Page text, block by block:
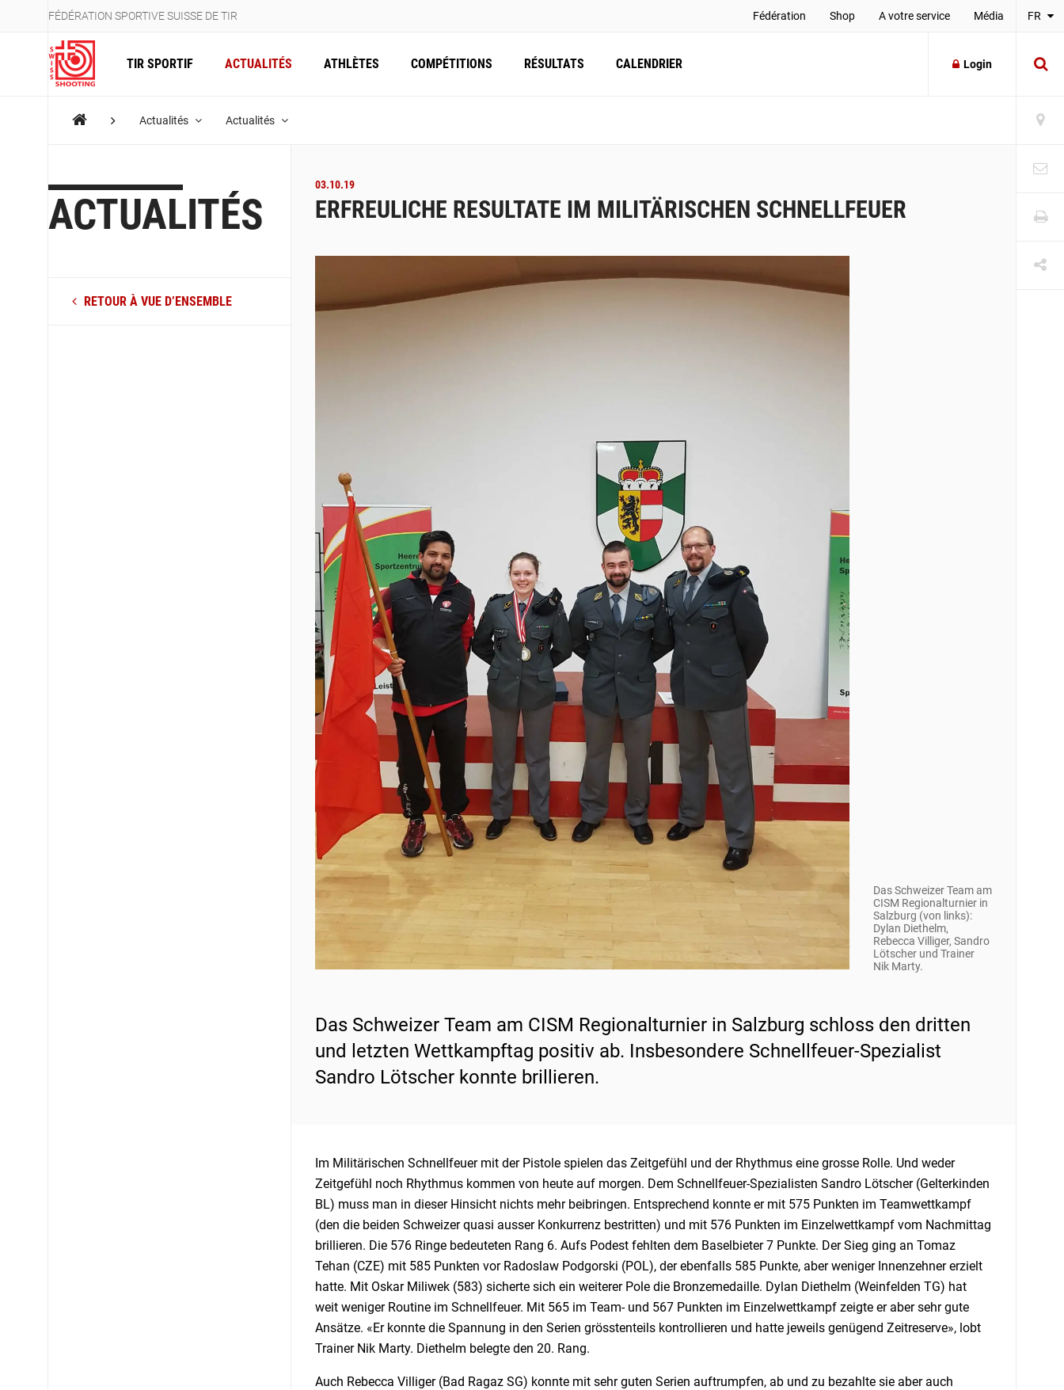
FÉDÉRATION SPORTIVE SUISSE DE TIR Fédération Shop A votre service Média FR
TIR SPORTIF ACTUALITÉS ATHLÈTES COMPÉTITIONS RÉSULTATS CALENDRIER Login
Actualités Actualités
ACTUALITÉS
RETOUR À VUE D’ENSEMBLE
03.10.19
ERFREULICHE RESULTATE IM MILITÄRISCHEN SCHNELLFEUER
Das Schweizer Team am
CISM Regionalturnier in
Salzburg (von links):
Dylan Diethelm,
Rebecca Villiger, Sandro
Lötscher und Trainer
Nik Marty.
Das Schweizer Team am CISM Regionalturnier in Salzburg schloss den dritten
und letzten Wettkampftag positiv ab. Insbesondere Schnellfeuer-Spezialist
Sandro Lötscher konnte brillieren.
Im Militärischen Schnellfeuer mit der Pistole spielen das Zeitgefühl und der Rhythmus eine grosse Rolle. Und weder
Zeitgefühl noch Rhythmus kommen von heute auf morgen. Dem Schnellfeuer-Spezialisten Sandro Lötscher (Gelterkinden
BL) muss man in dieser Hinsicht nichts mehr beibringen. Entsprechend konnte er mit 575 Punkten im Teamwettkampf
(den die beiden Schweizer quasi ausser Konkurrenz bestritten) und mit 576 Punkten im Einzelwettkampf vom Nachmittag
brillieren. Die 576 Ringe bedeuteten Rang 6. Aufs Podest fehlten dem Baselbieter 7 Punkte. Der Sieg ging an Tomaz
Tehan (CZE) mit 585 Punkten vor Radoslaw Podgorski (POL), der ebenfalls 585 Punkte, aber weniger Innenzehner erzielt
hatte. Mit Oskar Miliwek (583) sicherte sich ein weiterer Pole die Bronzemedaille. Dylan Diethelm (Weinfelden TG) hat
weit weniger Routine im Schnellfeuer. Mit 565 im Team- und 567 Punkten im Einzelwettkampf zeigte er aber sehr gute
Ansätze. «Er konnte die Spannung in den Serien grösstenteils kontrollieren und hatte jeweils genügend Zeitreserve», lobt
Trainer Nik Marty. Diethelm belegte den 20. Rang.
Auch Rebecca Villiger (Bad Ragaz SG) konnte mit sehr guten Serien auftrumpfen, ab und zu bezahlte sie aber auch